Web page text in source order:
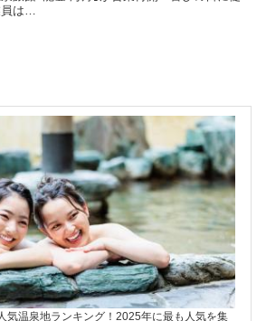
員は…
気温泉地ランキング！2025年に最も人気を集